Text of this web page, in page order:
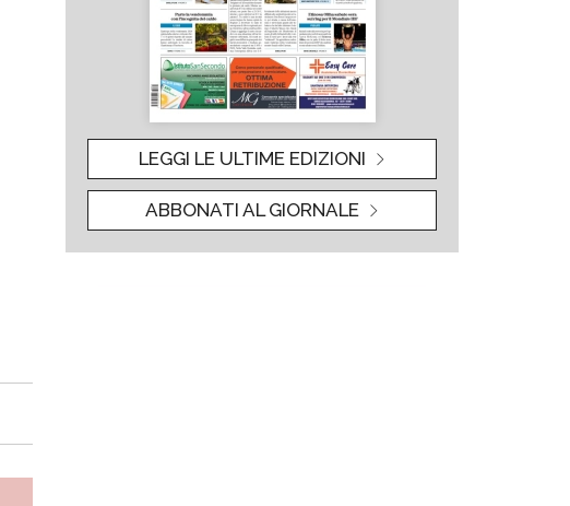
LEGGI LE ULTIME EDIZIONI
ABBONATI AL GIORNALE